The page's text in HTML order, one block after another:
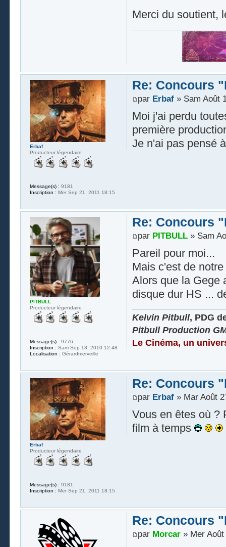
Merci du soutient,
Re: Concours
par Erbaf» Sam Août
Moi j'ai perdu
première
Je n'ai pas pensé
Erbaf
Producteur légendaire
Message(s) : 9181
Inscription : Mer Sep 21, 2011 18:15
Re: Concours
par PITBULL» Sam
Pareil pour moi...
Mais c'est de
Alors que la Gege
disque dur HS ...
Kelvin Pitbull, PDG
Pitbull Production
Le Cinéma, un
PITBULL
Producteur légendaire
Message(s) : 9776
Inscription : Sam Sep 18, 2010 12:48
Localisation : Gérardmerveille
Re: Concours
par Erbaf» Mar Août
Vous en êtes où ?
film à temps
Erbaf
Producteur légendaire
Message(s) : 9181
Inscription : Mer Sep 21, 2011 18:15
Re: Concours
par Morcar» Mer Août